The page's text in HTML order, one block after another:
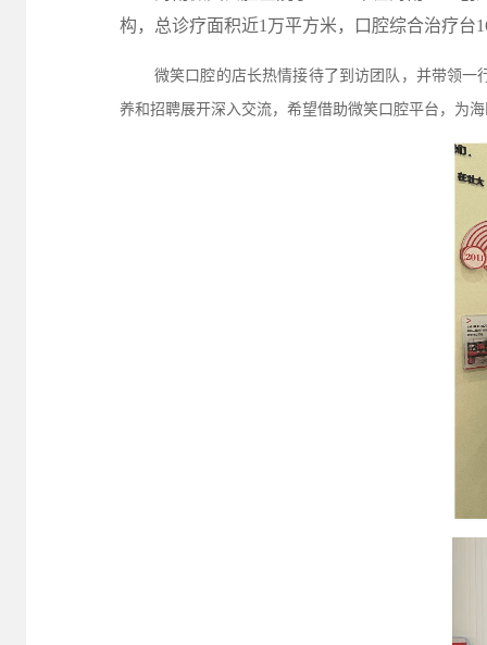
构，总诊疗面积近1万平方米，口腔综合治疗台
微笑口腔的店长热情接待了到访团队，并带领
养和招聘展开深入交流，希望借助微笑口腔平台，为